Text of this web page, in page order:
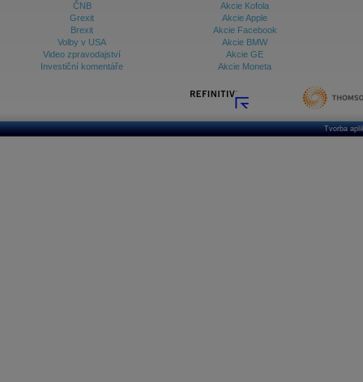
ČNB
Grexit
Brexit
Volby v USA
Video zpravodajství
Investiční komentáře
Akcie Kofola
Akcie Apple
Akcie Facebook
Akcie BMW
Akcie GE
Akcie Moneta
Tvorba